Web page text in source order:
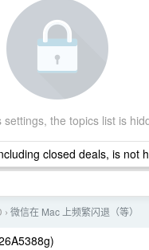
settings, the topics list is
closed deals, is not
› 微信在 Mac 上频繁闪退（等）